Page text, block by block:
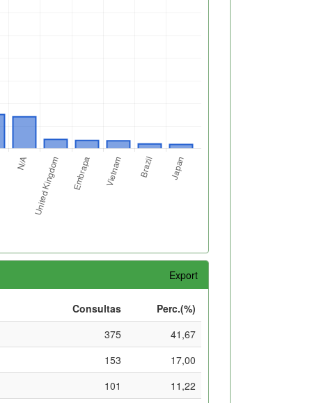
Export
Consultas
Perc.(%)
375
41,67
153
17,00
101
11,22